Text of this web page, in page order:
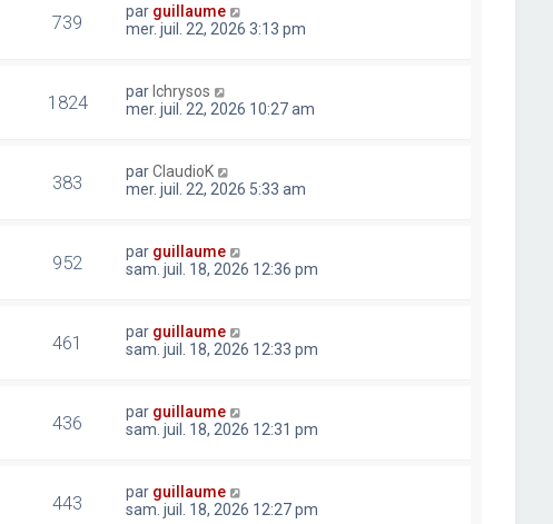
739 par guillaume
mer. juil. 22, 2026 3:13 pm
1824 par lchrysos
mer. juil. 22, 2026 10:27 am
383 parClaudioK
mer. juil. 22, 2026 5:33 am
952 par guillaume
sam. juil. 18, 2026 12:36 pm
461 par guillaume
sam. juil. 18, 2026 12:33 pm
436 par guillaume
sam. juil. 18, 2026 12:31 pm
443 par guillaume
sam. juil. 18, 2026 12:27 pm